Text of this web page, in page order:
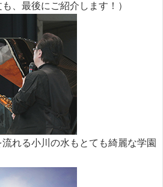
、最後にご紹介します！）
れる小川の水もとても綺麗な学園